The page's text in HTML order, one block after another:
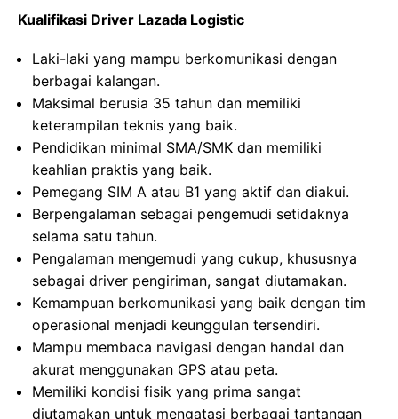
Kualifikasi Driver Lazada Logistic
Laki-laki yang mampu berkomunikasi dengan
berbagai kalangan.
Maksimal berusia 35 tahun dan memiliki
keterampilan teknis yang baik.
Pendidikan minimal SMA/SMK dan memiliki
keahlian praktis yang baik.
Pemegang SIM A atau B1 yang aktif dan diakui.
Berpengalaman sebagai pengemudi setidaknya
selama satu tahun.
Pengalaman mengemudi yang cukup, khususnya
sebagai driver pengiriman, sangat diutamakan.
Kemampuan berkomunikasi yang baik dengan tim
operasional menjadi keunggulan tersendiri.
Mampu membaca navigasi dengan handal dan
akurat menggunakan GPS atau peta.
Memiliki kondisi fisik yang prima sangat
diutamakan untuk mengatasi berbagai tantangan